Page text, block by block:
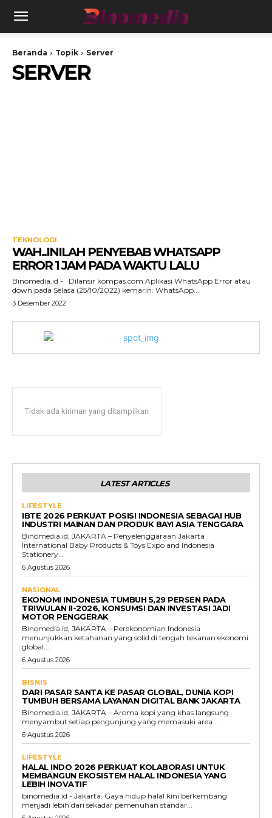
Beranda Topik Server
SERVER
TEKNOLOGI
WAH..INILAH PENYEBAB WHATSAPP
ERROR 1 JAM PADA WAKTU LALU
Binomedia.id - Dilansir kompas.com Aplikasi WhatsApp Error atau
down pada Selasa (25/10/2022) kemarin. WhatsApp...
3 Desember 2022
Tidak ada kiriman yang ditampilkan
LATEST ARTICLES
LIFESTYLE
IBTE 2026 PERKUAT POSISI INDONESIA SEBAGAI HUB
INDUSTRI MAINAN DAN PRODUK BAYI ASIA TENGGARA
Binomedia.id, JAKARTA – Penyelenggaraan Jakarta
International Baby Products & Toys Expo and Indonesia
Stationery...
6 Agustus 2026
NASIONAL
EKONOMI INDONESIA TUMBUH 5,29 PERSEN PADA
TRIWULAN II-2026, KONSUMSI DAN INVESTASI JADI
MOTOR PENGGERAK
Binomedia.id, JAKARTA – Perekonomian Indonesia
menunjukkan ketahanan yang solid di tengah tekanan ekonomi
global....
6 Agustus 2026
BISNIS
DARI PASAR SANTA KE PASAR GLOBAL, DUNIA KOPI
TUMBUH BERSAMA LAYANAN DIGITAL BANK JAKARTA
Binomedia.id, JAKARTA – Aroma kopi yang khas langsung
menyambut setiap pengunjung yang memasuki area...
6 Agustus 2026
LIFESTYLE
HALAL INDO 2026 PERKUAT KOLABORASI UNTUK
MEMBANGUN EKOSISTEM HALAL INDONESIA YANG
LEBIH INOVATIF
binomedia.id - Jakarta. Gaya hidup halal kini berkembang
menjadi lebih dari sekadar pemenuhan standar...